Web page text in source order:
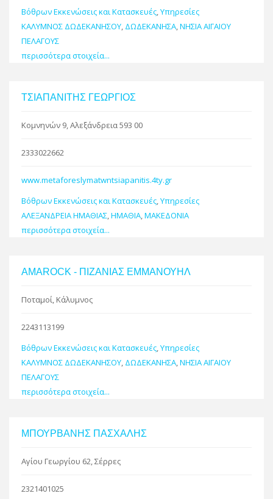
Βόθρων Εκκενώσεις και Κατασκευές,Υπηρεσίες
ΚΑΛΥΜΝΟΣ ΔΩΔΕΚΑΝΗΣΟΥ, ΔΩΔΕΚΑΝΗΣΑ,ΝΗΣΙΑ ΑΙΓΑΙΟΥ
ΠΕΛΑΓΟΥΣ
περισσότερα στοιχεία...
ΤΣΙΑΠΑΝΙΤΗΣ ΓΕΩΡΓΙΟΣ
Κομνηνών 9, Αλεξάνδρεια 593 00
2333022662
www.metaforeslymatwntsiapanitis.4ty.gr
Βόθρων Εκκενώσεις και Κατασκευές,Υπηρεσίες
ΑΛΕΞΑΝΔΡΕΙΑ ΗΜΑΘΙΑΣ,ΗΜΑΘΙΑ,ΜΑΚΕΔΟΝΙΑ
περισσότερα στοιχεία...
AMAROCK - ΠΙΖΑΝΙΑΣ ΕΜΜΑΝΟΥΗΛ
Ποταμοί, Κάλυμνος
2243113199
Βόθρων Εκκενώσεις και Κατασκευές,Υπηρεσίες
ΚΑΛΥΜΝΟΣ ΔΩΔΕΚΑΝΗΣΟΥ, ΔΩΔΕΚΑΝΗΣΑ,ΝΗΣΙΑ ΑΙΓΑΙΟΥ
ΠΕΛΑΓΟΥΣ
περισσότερα στοιχεία...
ΜΠΟΥΡΒΑΝΗΣ ΠΑΣΧΑΛΗΣ
Αγίου Γεωργίου 62, Σέρρες
2321401025